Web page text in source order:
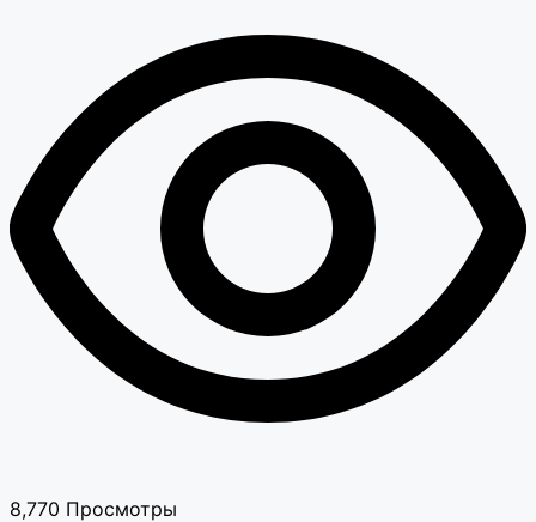
8,770 Просмотры